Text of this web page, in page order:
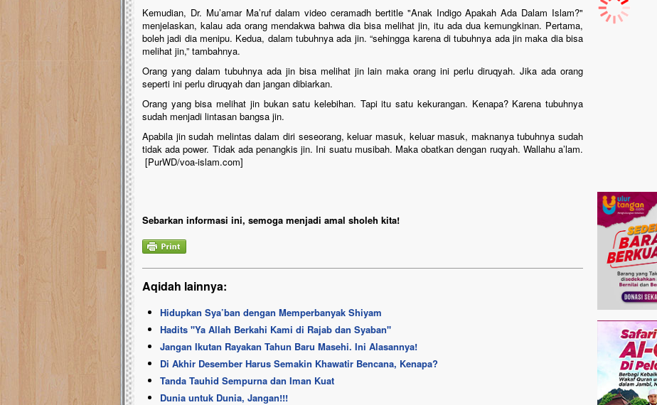
Kemudian, Dr. Mu’amar Ma’ruf dalam video ceramadh bertitle "Anak Indigo Apakah Ada Dalam Islam?"
menjelaskan, kalau ada orang mendakwa bahwa dia bisa melihat jin, itu ada dua kemungkinan. Pertama,
boleh jadi dia menipu. Kedua, dalam tubuhnya ada jin. “sehingga karena di tubuhnya ada jin maka dia bisa
melihat jin,” tambahnya.
Orang yang dalam tubuhnya ada jin bisa melihat jin lain maka orang ini perlu diruqyah. Jika ada orang
seperti ini perlu diruqyah dan jangan dibiarkan.
Orang yang bisa melihat jin bukan satu kelebihan. Tapi itu satu kekurangan. Kenapa? Karena tubuhnya
sudah menjadi lintasan bangsa jin.
Apabila jin sudah melintas dalam diri seseorang, keluar masuk, keluar masuk, maknanya tubuhnya sudah
tidak ada power. Tidak ada penangkis jin. Ini suatu musibah. Maka obatkan dengan ruqyah. Wallahu a’lam.
[PurWD/voa-islam.com]
Sebarkan informasi ini, semoga menjadi amal sholeh kita!
Aqidah lainnya:
Hidupkan Sya’ban dengan Memperbanyak Shiyam
Hadits ''Ya Allah Berkahi Kami di Rajab dan Syaban''
Jangan Ikutan Rayakan Tahun Baru Masehi. Ini Alasannya!
Di Akhir Desember Harus Semakin Khawatir Bencana, Kenapa?
Tanda Tauhid Sempurna dan Iman Kuat
Dunia untuk Dunia, Jangan!!!